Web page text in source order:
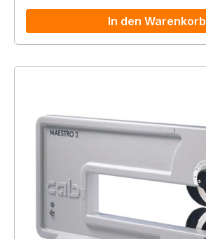
In den Warenkorb